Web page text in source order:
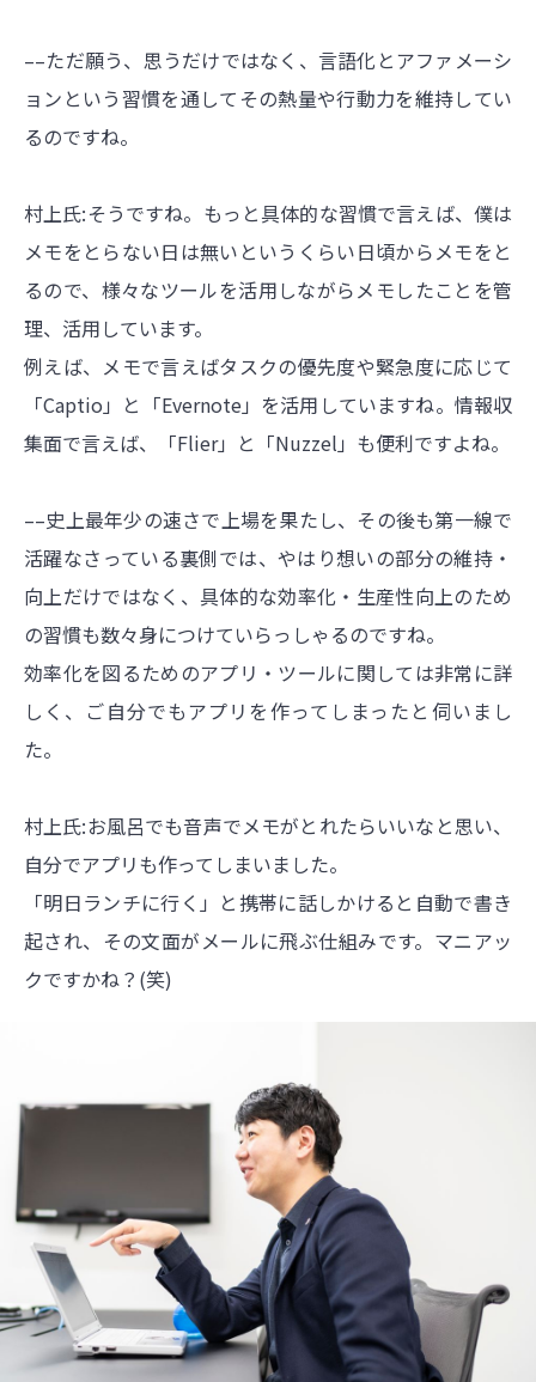
––ただ願う、思うだけではなく、言語化とアファメーシ
ョンという習慣を通してその熱量や行動力を維持してい
るのですね。
村上氏:そうですね。もっと具体的な習慣で言えば、僕は
メモをとらない日は無いというくらい日頃からメモをと
るので、様々なツールを活用しながらメモしたことを管
理、活用しています。
例えば、メモで言えばタスクの優先度や緊急度に応じて
「Captio」と「Evernote」を活用していますね。情報収
集面で言えば、「Flier」と「Nuzzel」も便利ですよね。
––史上最年少の速さで上場を果たし、その後も第一線で
活躍なさっている裏側では、やはり想いの部分の維持・
向上だけではなく、具体的な効率化・生産性向上のため
の習慣も数々身につけていらっしゃるのですね。
効率化を図るためのアプリ・ツールに関しては非常に詳
しく、ご自分でもアプリを作ってしまったと伺いまし
た。
村上氏:お風呂でも音声でメモがとれたらいいなと思い、
自分でアプリも作ってしまいました。
「明日ランチに行く」と携帯に話しかけると自動で書き
起され、その文面がメールに飛ぶ仕組みです。マニアッ
クですかね？(笑)